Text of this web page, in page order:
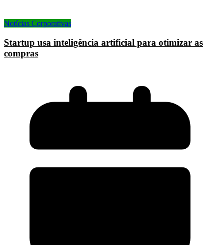
Notícias Corporativas
Startup usa inteligência artificial para otimizar as
compras